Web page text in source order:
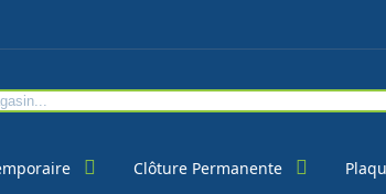
Clôture Permanente